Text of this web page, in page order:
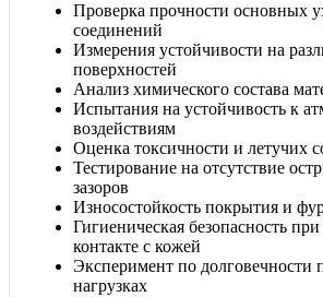
Проверка прочности основных
соединений
Измерения устойчивости на
поверхностей
Анализ химического состава
Испытания на устойчивость к
воздействиям
Оценка токсичности и летучих
Тестирование на отсутствие
зазоров
Износостойкость покрытия и
Гигиеническая безопасность
контакте с кожей
Эксперимент по долговечности
нагрузках